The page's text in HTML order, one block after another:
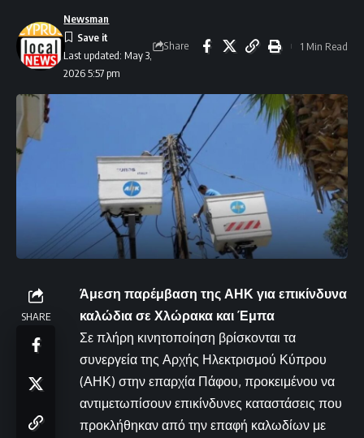
Last updated: May 3,
2026 5:57 pm
Newsman
Share 1 Min Read
SHARE
Άμεση παρέμβαση της ΑΗΚ για επικίνδυνα
καλώδια σε Χλώρακα και Έμπα
Σε πλήρη κινητοποίηση βρίσκονται τα
συνεργεία της Αρχής Ηλεκτρισμού Κύπρου
(ΑΗΚ) στην επαρχία Πάφου, προκειμένου να
αντιμετωπίσουν επικίνδυνες καταστάσεις που
προκλήθηκαν από την επαφή καλωδίων με